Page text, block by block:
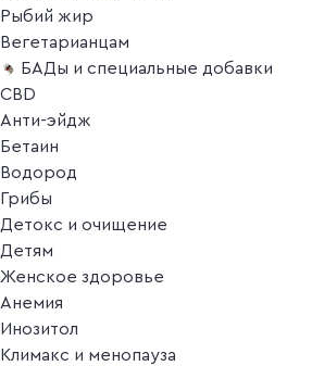
Рыбий жир
Вегетарианцам
БАДы и специальные добавки
CBD
Анти-эйдж
Бетаин
Водород
Грибы
Детокс и очищение
Детям
Женское здоровье
Анемия
Инозитол
Климакс и менопауза